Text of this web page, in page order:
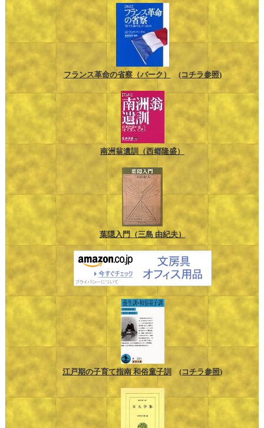
フランス革命の省察（バーク） (コチラ参照)
南洲翁遺訓（西郷隆盛）
葉隠入門（三島 由紀夫）
江戸期の子育て指南 和俗童子訓 (コチラ参照)